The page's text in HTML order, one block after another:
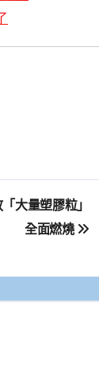
大量塑膠粒」
全面燃燒